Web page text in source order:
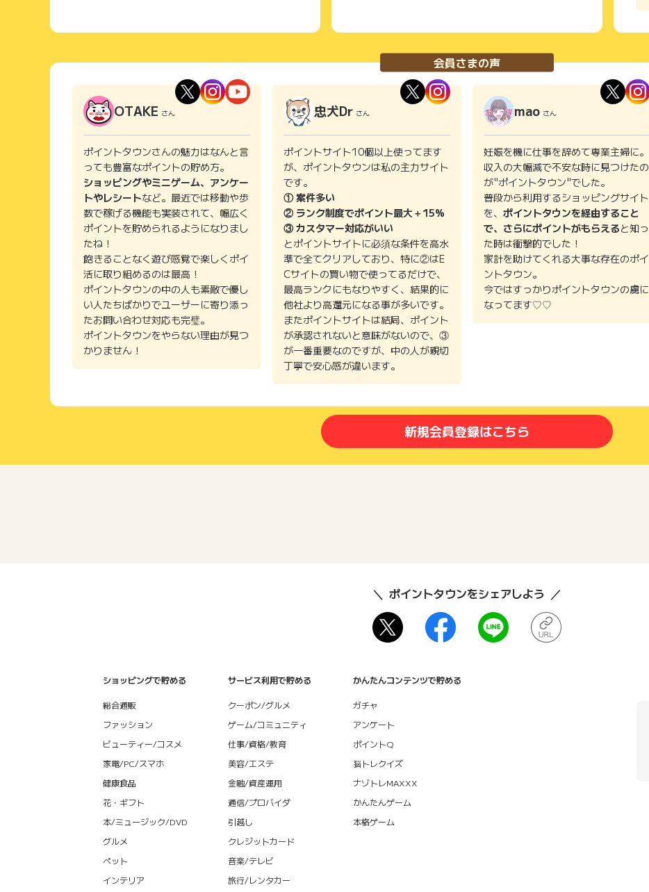
会員さまの声
OTAKE さん
ポイントタウンさんの魅力はなんと言
っても豊富なポイントの貯め方。
ショッピングやミニゲーム、アンケー
トやレシートなど。最近では移動や歩
数で稼げる機能も実装されて、幅広く
ポイントを貯められるようになりまし
たね！
飽きることなく遊び感覚で楽しくポイ
活に取り組めるのは最高！
ポイントタウンの中の人も素敵で優し
い人たちばかりでユーザーに寄り添っ
たお問い合わせ対応も完璧。
ポイントタウンをやらない理由が見つ
かりません！
忠犬Dr さん
ポイントサイト10個以上使ってます
が、ポイントタウンは私の主力サイト
です。
① 案件多い
② ランク制度でポイント最大＋15%
③ カスタマー対応がいい
とポイントサイトに必須な条件を高水
準で全てクリアしており、特に②はE
Cサイトの買い物で使ってるだけで、
最高ランクにもなりやすく、結果的に
他社より高還元になる事が多いです。
またポイントサイトは結局、ポイント
が承認されないと意味がないので、③
が一番重要なのですが、中の人が親切
丁寧で安心感が違います。
mao さん
妊娠を機に仕事を辞めて専業主婦に。
収入の大幅減で不安な時に見つけたの
が"ポイントタウン"でした。
普段から利用するショッピングサイト
を、 ポイントタウンを経由すること
で、さらにポイントがもらえると知っ
た時は衝撃的でした！
家計を助けてくれる大事な存在のポイ
ントタウン。
今ではすっかりポイントタウンの虜に
なってます♡♡
新規会員登録はこちら
ポイントタウンをシェアしよう
ショッピングで貯める
総合通販
ファッション
ビューティー/コスメ
家電/PC/スマホ
健康食品
花・ギフト
本/ミュージック/DVD
グルメ
ペット
インテリア
サービス利用で貯める
クーポン/グルメ
ゲーム/コミュニティ
仕事/資格/教育
美容/エステ
金融/資産運用
通信/プロバイダ
引越し
クレジットカード
音楽/テレビ
旅行/レンタカー
かんたんコンテンツで貯める
ガチャ
アンケート
ポイントQ
脳トレクイズ
ナゾトレMAXXX
かんたんゲーム
本格ゲーム